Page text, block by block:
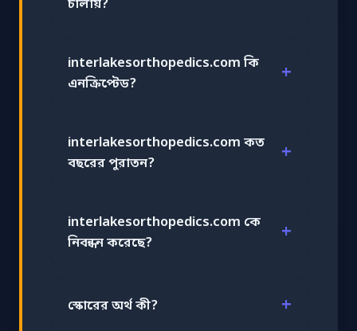
চালায়?
interlakesorthopedics.com কি
এনক্রিপ্টেড?
interlakesorthopedics.com কত
বছরের পুরাতন?
interlakesorthopedics.com কে
নিবন্ধন করেছে?
স্কোরের অর্থ কী?